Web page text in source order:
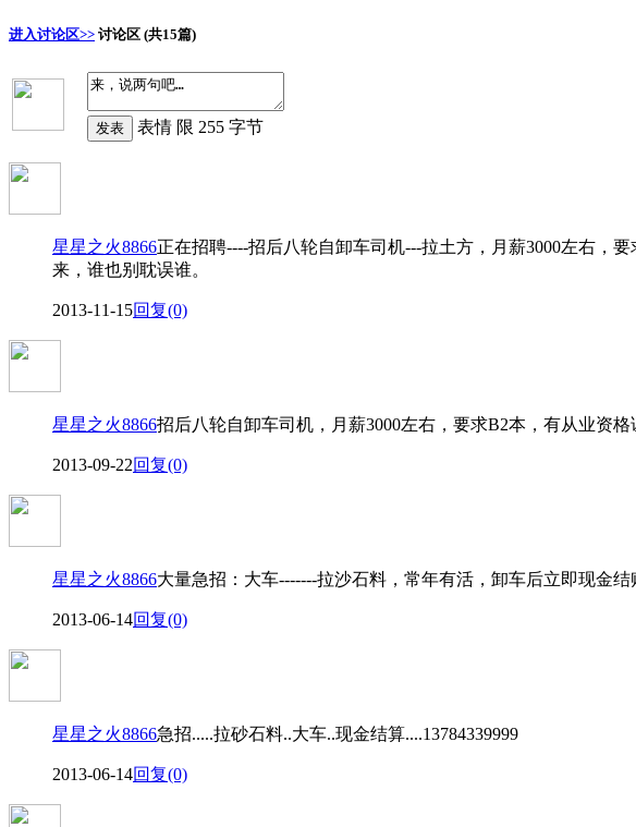
进入讨论区>> 讨论区 (共15篇)
发表 表情 限 255 字节
星星之火8866正在招聘----招后八轮自卸车司机---拉土方，月薪3000左右，
来，谁也别耽误谁。
2013-11-15回复(0)
星星之火8866招后八轮自卸车司机，月薪3000左右，要求B2本，有从业资
2013-09-22回复(0)
星星之火8866大量急招：大车-------拉沙石料，常年有活，卸车后立即现金结
2013-06-14回复(0)
星星之火8866急招.....拉砂石料..大车..现金结算....13784339999
2013-06-14回复(0)